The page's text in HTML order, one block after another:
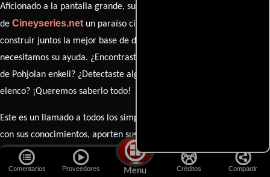
Comentarios Proveedores Menu Créditos Compartir
Aficionado a la pantalla grande, su participación es clave para hacer
de Cineyseries.netun paraíso cinéfilo completo. Queremos
construir juntos la mejor base de datos cinematográfica, pero
necesitamos su ayuda. ¿Encontraste algún dato faltante en la ficha
de Pohjolan enkeli? ¿Detectaste algún error en la sinopsis o el
elenco? ¡Queremos saberlo todo!
Este es un llamado a todos los simpatizantes del cine: contribuyan
con sus conocimientos, aporten sus descubrimientos y compartan
esas joyas ocultas que solo los verdaderos fanáticos conocen. Sus
opiniones y sugerencias son el ingrediente secreto que hará de